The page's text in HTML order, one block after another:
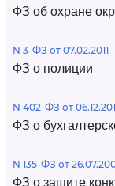
ФЗ об охране
N 3-ФЗ от 07.02.2011
ФЗ о полиции
N 402-ФЗ от
ФЗ о
N 135-ФЗ от
ФЗ о защите